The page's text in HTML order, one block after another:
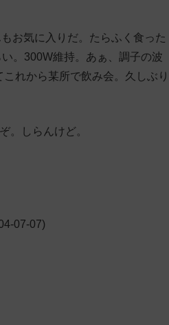
お気に入りだ。たらふく食った
。300W維持。あぁ、調子の波
れから某所で飲み会。久しぶり
。しらんけど。
07-07)